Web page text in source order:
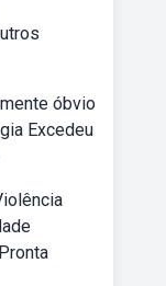
óbvio
Excedeu